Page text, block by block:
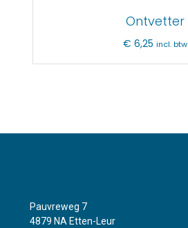
Ontvetter
€ 6,25 incl. btw
Pauvreweg 7
4879 NA Etten-Leur